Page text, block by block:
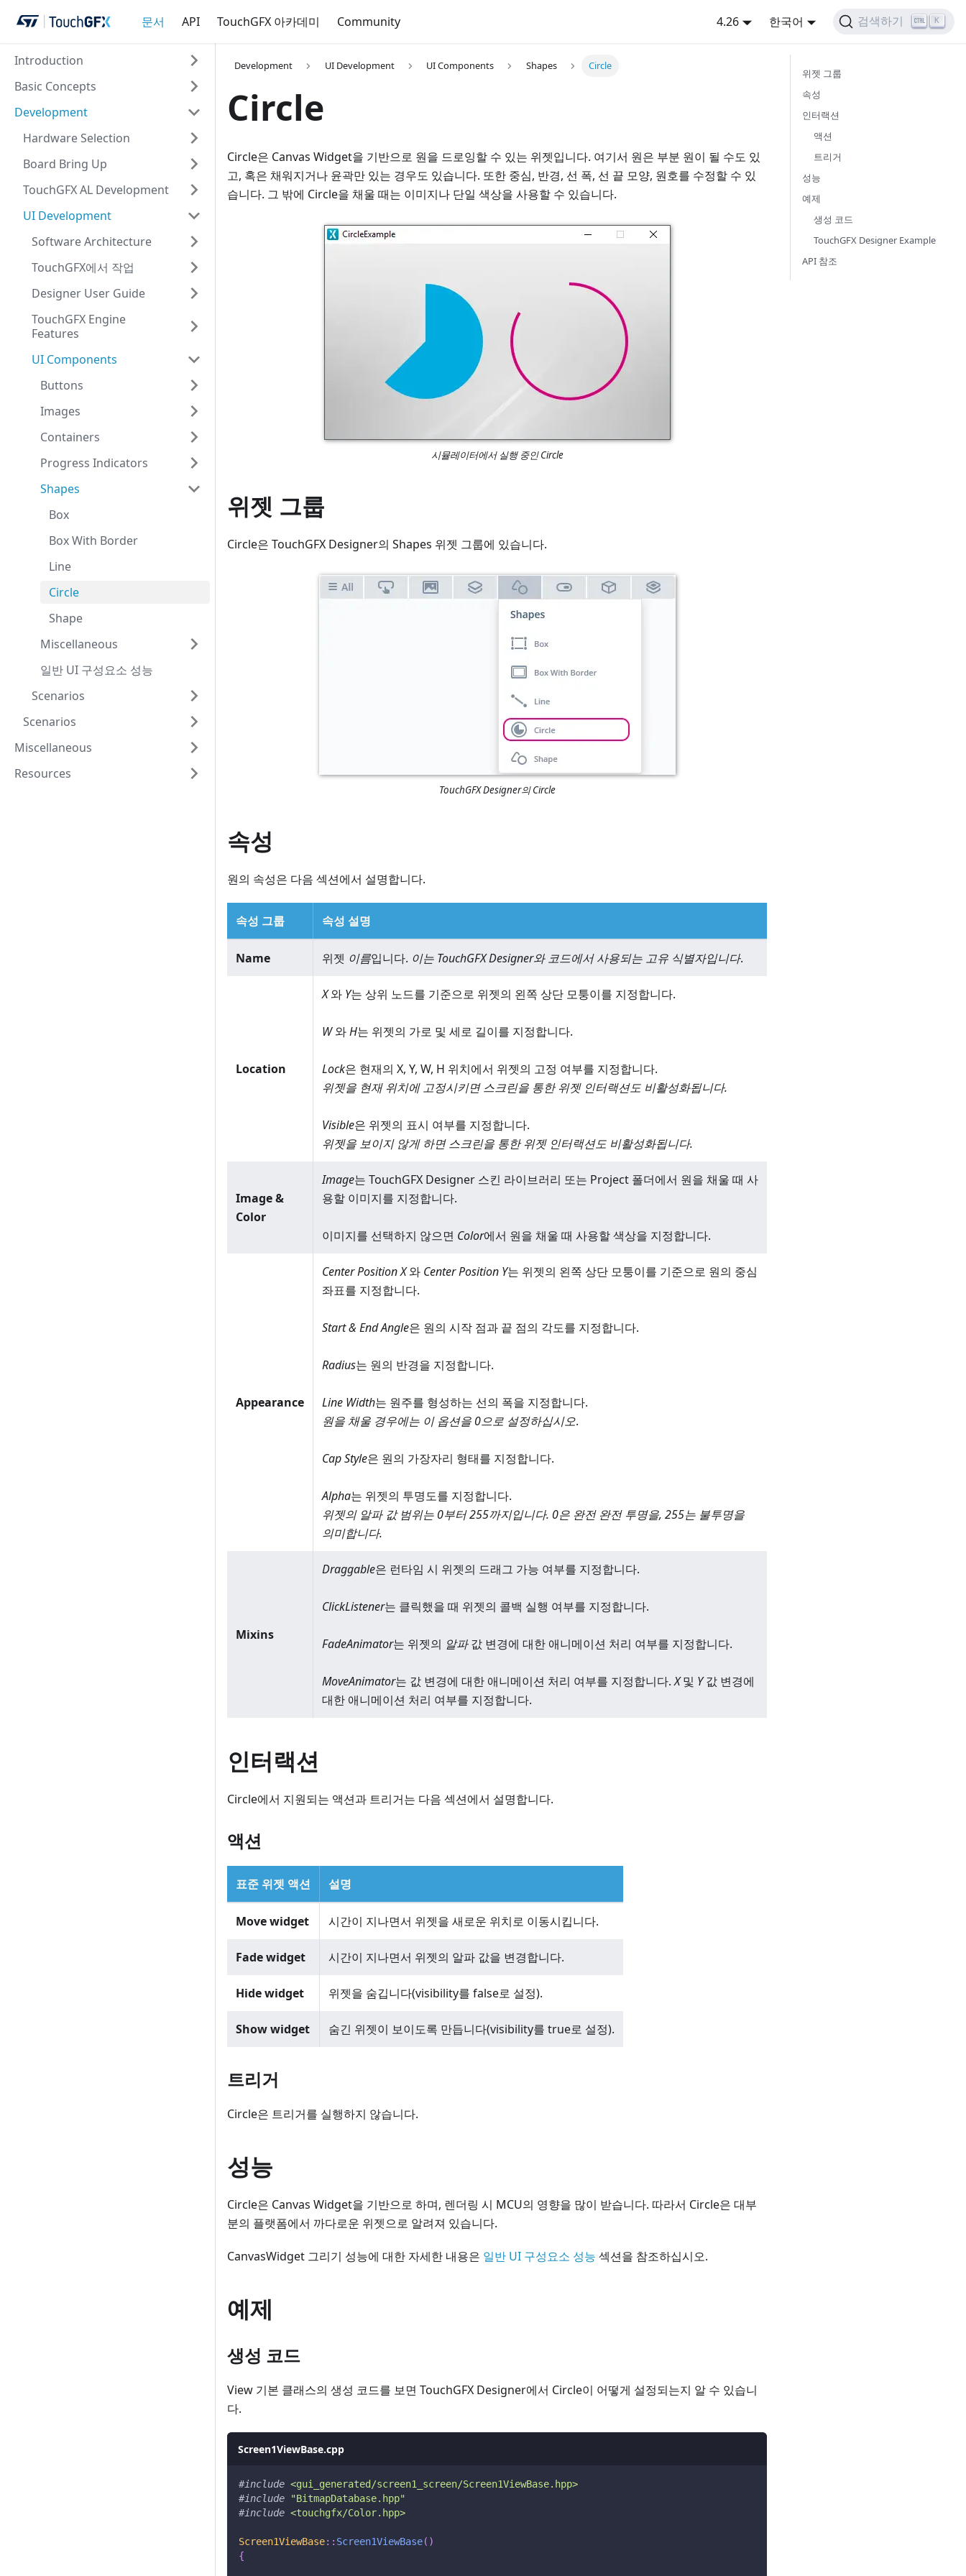
문서 API TouchGFX 아카데미 Community 4.26 한국어 검색하기 K
Introduction
Basic Concepts
Development
Hardware Selection
Board Bring Up
TouchGFX AL Development
UI Development
Software Architecture
TouchGFX에서 작업
Designer User Guide
TouchGFX Engine
Features
UI Components
Buttons
Images
Containers
Progress Indicators
Shapes
Box
Box With Border
Line
Circle
Shape
Miscellaneous
일반 UI 구성요소 성능
Scenarios
Scenarios
Miscellaneous
Resources
Development UI Development UI Components Shapes Circle
Circle
Circle은 Canvas Widget을 기반으로 원을 드로잉할 수 있는 위젯입니다. 여기서 원은 부분 원이 될 수도 있
고, 혹은 채워지거나 윤곽만 있는 경우도 있습니다. 또한 중심, 반경, 선 폭, 선 끝 모양, 원호를 수정할 수 있
습니다. 그 밖에 Circle을 채울 때는 이미지나 단일 색상을 사용할 수 있습니다.
시뮬레이터에서 실행 중인 Circle
위젯 그룹
Circle은 TouchGFX Designer의 Shapes 위젯 그룹에 있습니다.
TouchGFX Designer의 Circle
속성
원의 속성은 다음 섹션에서 설명합니다.
속성 그룹 속성 설명
Name 위젯 이름입니다. 이는 TouchGFX Designer와 코드에서 사용되는 고유 식별자입니다.
Location
X와 Y는 상위 노드를 기준으로 위젯의 왼쪽 상단 모퉁이를 지정합니다.
W와H는 위젯의 가로 및 세로 길이를 지정합니다.
Lock은 현재의 X, Y, W, H 위치에서 위젯의 고정 여부를 지정합니다.
위젯을 현재 위치에 고정시키면 스크린을 통한 위젯 인터랙션도 비활성화됩니다.
Visible은 위젯의 표시 여부를 지정합니다.
위젯을 보이지 않게 하면 스크린을 통한 위젯 인터랙션도 비활성화됩니다.
Image &
Color
Image는 TouchGFX Designer 스킨 라이브러리 또는 Project 폴더에서 원을 채울 때 사
용할 이미지를 지정합니다.
이미지를 선택하지 않으면 Color에서 원을 채울 때 사용할 색상을 지정합니다.
Appearance
Center Position X와 Center Position Y는 위젯의 왼쪽 상단 모퉁이를 기준으로 원의 중심
좌표를 지정합니다.
Start & End Angle은 원의 시작 점과 끝 점의 각도를 지정합니다.
Radius는 원의 반경을 지정합니다.
Line Width는 원주를 형성하는 선의 폭을 지정합니다.
원을 채울 경우에는 이 옵션을 0으로 설정하십시오.
Cap Style은 원의 가장자리 형태를 지정합니다.
Alpha는 위젯의 투명도를 지정합니다.
위젯의 알파 값 범위는 0부터 255까지입니다. 0은 완전 완전 투명을, 255는 불투명을
의미합니다.
Mixins
Draggable은 런타임 시 위젯의 드래그 가능 여부를 지정합니다.
ClickListener는 클릭했을 때 위젯의 콜백 실행 여부를 지정합니다.
FadeAnimator는 위젯의 알파값 변경에 대한 애니메이션 처리 여부를 지정합니다.
MoveAnimator는 값 변경에 대한 애니메이션 처리 여부를 지정합니다.X및 Y값 변경에
대한 애니메이션 처리 여부를 지정합니다.
인터랙션
Circle에서 지원되는 액션과 트리거는 다음 섹션에서 설명합니다.
액션
표준 위젯 액션 설명
Move widget 시간이 지나면서 위젯을 새로운 위치로 이동시킵니다.
Fade widget 시간이 지나면서 위젯의 알파 값을 변경합니다.
Hide widget 위젯을 숨깁니다(visibility를 false로 설정).
Show widget 숨긴 위젯이 보이도록 만듭니다(visibility를 true로 설정).
트리거
Circle은 트리거를 실행하지 않습니다.
성능
Circle은 Canvas Widget을 기반으로 하며, 렌더링 시 MCU의 영향을 많이 받습니다. 따라서 Circle은 대부
분의 플랫폼에서 까다로운 위젯으로 알려져 있습니다.
CanvasWidget 그리기 성능에 대한 자세한 내용은 일반 UI 구성요소 성능 섹션을 참조하십시오.
예제
생성 코드
View 기본 클래스의 생성 코드를 보면 TouchGFX Designer에서 Circle이 어떻게 설정되는지 알 수 있습니
다.
Screen1ViewBase.cpp
#include <gui_generated/screen1_screen/Screen1ViewBase.hpp>
#include
"BitmapDatabase.hpp"
#include <touchgfx/Color.hpp>
Screen1ViewBase:: Screen1ViewBase( )
{
위젯 그룹
속성
인터랙션
액션
트리거
성능
예제
생성 코드
TouchGFX Designer Example
API 참조